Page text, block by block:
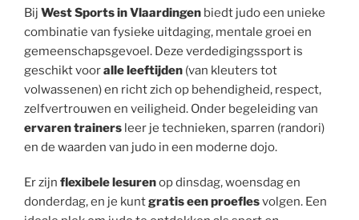
Bij West Sports in Vlaardingen biedt judo een unieke
combinatie van fysieke uitdaging, mentale groei en
gemeenschapsgevoel. Deze verdedigingssport is
geschikt vooralle leeftijden (van kleuters tot
volwassenen) en richt zich op behendigheid, respect,
zelfvertrouwen en veiligheid. Onder begeleiding van
ervaren trainers leer je technieken, sparren (randori)
en de waarden van judo in een moderne dojo.
Er zijn flexibele lesurenop dinsdag, woensdag en
donderdag, en je kuntgratis een proeflesvolgen. Een